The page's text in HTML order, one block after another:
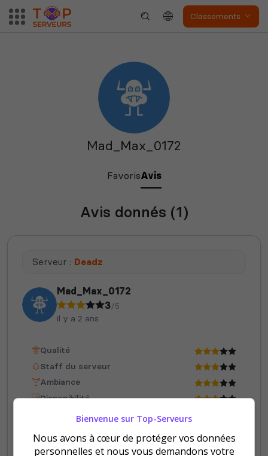
Classements
Unturned
The Front Atlas
Mad_Max_0172
FavorisAvis
Avis donnés (1)
Serveur : Deadz
Mad_Max_0172
3/5
il y a 2 ans
Qualité
Staff du serveur
Ambiance
Disponibilité
tester le serv et je n'arrive pas à trouver un
Bienvenue sur Top-Serveurs
Nous avons à cœur de protéger vos données
personnelles et nous vous demandons votre